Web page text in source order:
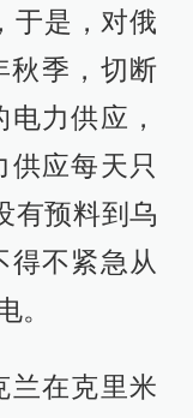
于是，对俄
秋季，切断
力供应，
供应每天只
有预料到乌
得不紧急从
。
兰在克里米